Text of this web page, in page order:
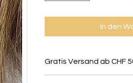
In den
Gratis Versand ab CHF